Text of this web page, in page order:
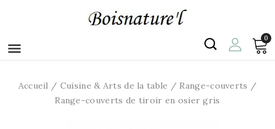

0
Accueil Cuisine & Arts de la table
Range-couverts
Range-couverts de tiroir en osier gris